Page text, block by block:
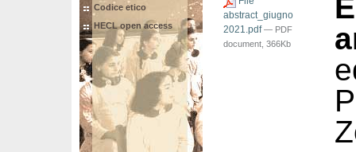
Codice etico
HECL open access
abstract_giugno
2021.pdf— PDF
document, 366Kb